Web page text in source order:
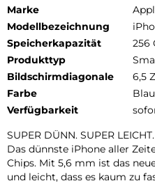
Marke
Modellbezeichnung
Speicherkapazität
256
Produkttyp
Bildschirmdiagonale
6,5
Farbe
Blau
Verfügbarkeit
SUPER DÜNN. SUPER
Das dünnste iPhone aller
Chips. Mit 5,6 mm ist das
und leicht, dass es kaum zu